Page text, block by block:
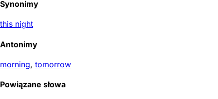
Synonimy
this night
Antonimy
morning, tomorrow
Powiązane słowa